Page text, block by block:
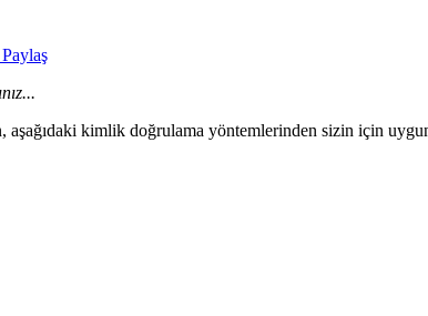
kimlik doğrulama yöntemlerinden sizin için